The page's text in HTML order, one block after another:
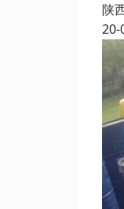
陕
20-